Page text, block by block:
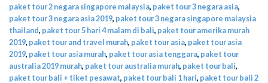
paket tour 2 negara singapore malaysia, paket tour 3 negara asia,
paket tour 3 negara asia 2019, paket tour 3 negara singapore malaysia
thailand, paket tour 5 hari 4 malam di bali, paket tour amerika murah
2019, paket tour and travel murah, paket tour asia, paket tour asia
2019, paket tour asia murah, paket tour asia tenggara, paket tour
australia 2019 murah, paket tour australia murah, paket tour bali,
paket tour bali + tiket pesawat, paket tour bali 1 hari, paket tour bali 2